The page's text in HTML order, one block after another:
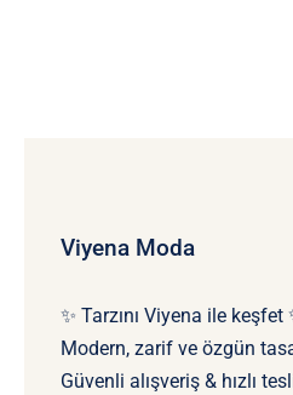
Viyena Moda
✨ Tarzını Viyena ile keşfet
Modern, zarif ve özgün
Güvenli alışveriş & hızlı